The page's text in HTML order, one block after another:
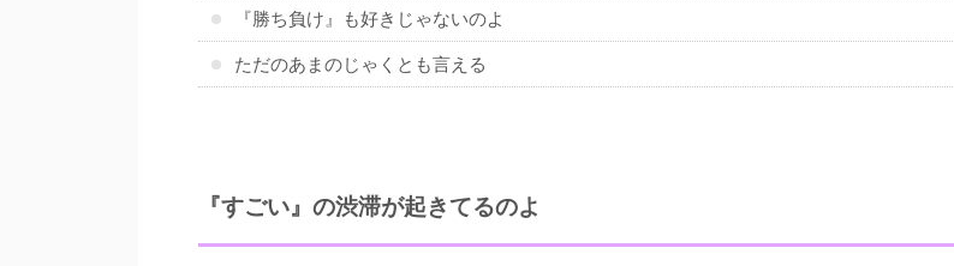
『勝ち負け』も好きじゃないのよ
ただのあまのじゃくとも言える
『すごい』の渋滞が起きてるのよ